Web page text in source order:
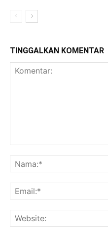
TINGGALKAN KOMENTAR